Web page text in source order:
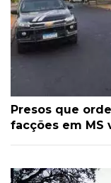
Presos que
facções em MS